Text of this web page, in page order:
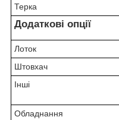
Терка
Додаткові опції
Лоток
Штовхач
Інші
Обладнання